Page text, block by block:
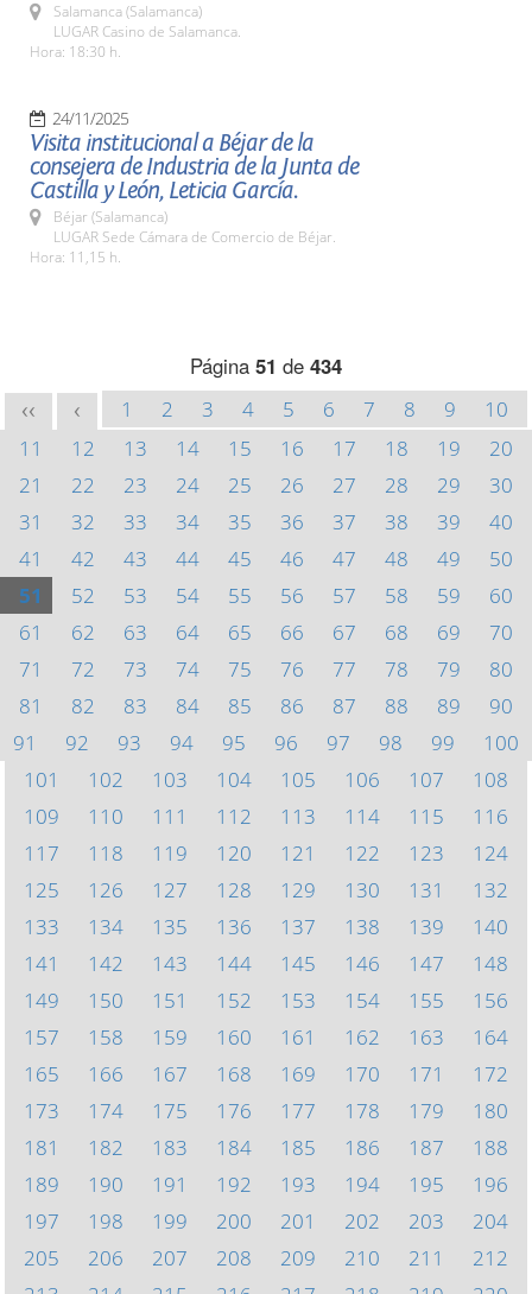
Salamanca (Salamanca)
LUGAR Casino de Salamanca.
Hora: 18:30 h.
24/11/2025
Visita institucional a Béjar de la
consejera de Industria de la Junta de
Castilla y León, Leticia García.
Béjar (Salamanca)
LUGAR Sede Cámara de Comercio de Béjar.
Hora: 11,15 h.
Página 51 de 434
<< < 1 2 3 4 5 6 7 8 9
10
11
12 13 14 15 16 17 18 19
20
21
22 23 24 25 26 27 28 29
30
31
32 33 34 35 36 37 38 39
40
41
42 43 44 45 46 47 48 49
50
51
52 53 54 55 56 57 58 59
60
61
62 63 64 65 66 67 68 69
70
71
72 73 74 75 76 77 78 79
80
81
82 83 84 85 86 87 88 89
90
91
92 93 94 95 96 97 98 99
100
101
102 103 104 105 106 107
108
109
110 111 112 113 114 115
116
117
118 119 120 121 122 123
124
125
126 127 128 129 130 131
132
133
134 135 136 137 138 139
140
141
142 143 144 145 146 147
148
149
150 151 152 153 154 155
156
157
158 159 160 161 162 163
164
165
166 167 168 169 170 171
172
173
174 175 176 177 178 179
180
181
182 183 184 185 186 187
188
189
190 191 192 193 194 195
196
197
198 199 200 201 202 203
204
205
206 207 208 209 210 211
212